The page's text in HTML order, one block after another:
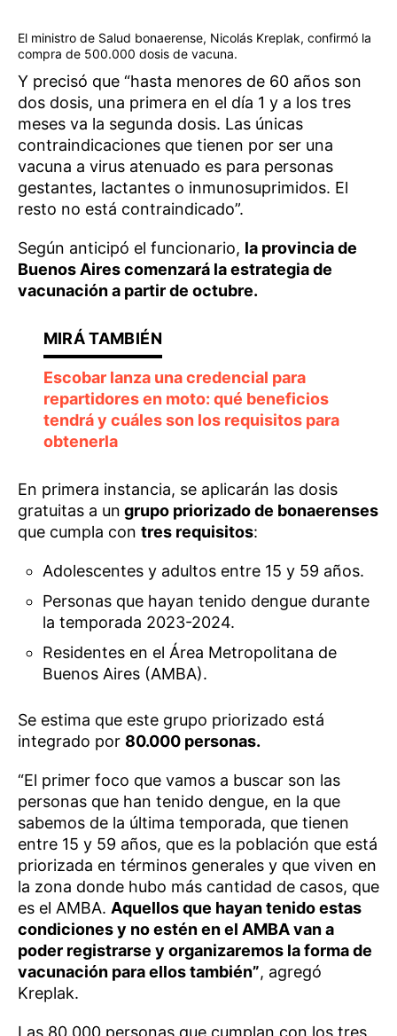
El ministro de Salud bonaerense, Nicolás Kreplak, confirmó la
compra de 500.000 dosis de vacuna.
Y precisó que “hasta menores de 60 años son
dos dosis, una primera en el día 1 y a los tres
meses va la segunda dosis. Las únicas
contraindicaciones que tienen por ser una
vacuna a virus atenuado es para personas
gestantes, lactantes o inmunosuprimidos. El
resto no está contraindicado”.
Según anticipó el funcionario, la provincia de
Buenos Aires comenzará la estrategia de
vacunación a partir de octubre.
Escobar lanza una credencial para
repartidores en moto: qué beneficios
tendrá y cuáles son los requisitos para
obtenerla
En primera instancia, se aplicarán las dosis
gratuitas a un grupo priorizado de bonaerenses
que cumpla con tres requisitos:
Adolescentes y adultos entre 15 y 59 años.
Personas que hayan tenido dengue durante
la temporada 2023-2024.
Residentes en el Área Metropolitana de
Buenos Aires (AMBA).
Se estima que este grupo priorizado está
integrado por 80.000 personas.
“El primer foco que vamos a buscar son las
personas que han tenido dengue, en la que
sabemos de la última temporada, que tienen
entre 15 y 59 años, que es la población que está
priorizada en términos generales y que viven en
la zona donde hubo más cantidad de casos, que
es el AMBA. Aquellos que hayan tenido estas
condiciones y no estén en el AMBA van a
poder registrarse y organizaremos la forma de
vacunación para ellos también”, agregó
Kreplak.
Las 80.000 personas que cumplan con los tres